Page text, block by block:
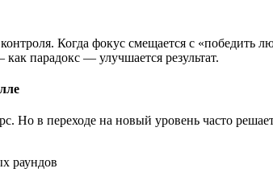
Когда фокус смещается с «победить
парадокс — улучшается результат.
Но в переходе на новый уровень часто
раундов